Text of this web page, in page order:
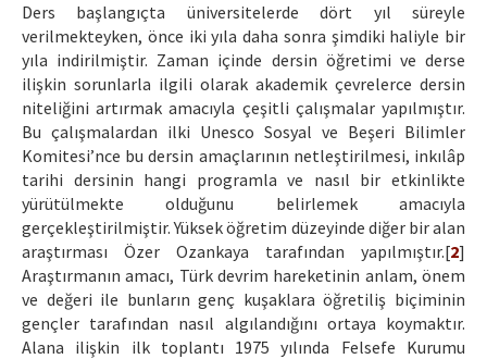
Ders başlangıçta üniversitelerde dört yıl süreyle
verilmekteyken, önce iki yıla daha sonra şimdiki haliyle bir
yıla indirilmiştir. Zaman içinde dersin öğretimi ve derse
ilişkin sorunlarla ilgili olarak akademik çevrelerce dersin
niteliğini artırmak amacıyla çeşitli çalışmalar yapılmıştır.
Bu çalışmalardan ilki Unesco Sosyal ve Beşeri Bilimler
Komitesi’nce bu dersin amaçlarının netleştirilmesi, inkılâp
tarihi dersinin hangi programla ve nasıl bir etkinlikte
yürütülmekte olduğunu belirlemek amacıyla
gerçekleştirilmiştir. Yüksek öğretim düzeyinde diğer bir alan
araştırması Özer Ozankaya tarafından yapılmıştır.[2]
Araştırmanın amacı, Türk devrim hareketinin anlam, önem
ve değeri ile bunların genç kuşaklara öğretiliş biçiminin
gençler tarafından nasıl algılandığını ortaya koymaktır.
Alana ilişkin ilk toplantı 1975 yılında Felsefe Kurumu